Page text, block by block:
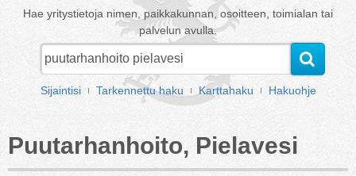
Hae yritystietoja nimen, paikkakunnan, osoitteen, toimialan tai
palvelun avulla.
Sijaintisi Tarkennettu haku Karttahaku Hakuohje
Puutarhanhoito, Pielavesi